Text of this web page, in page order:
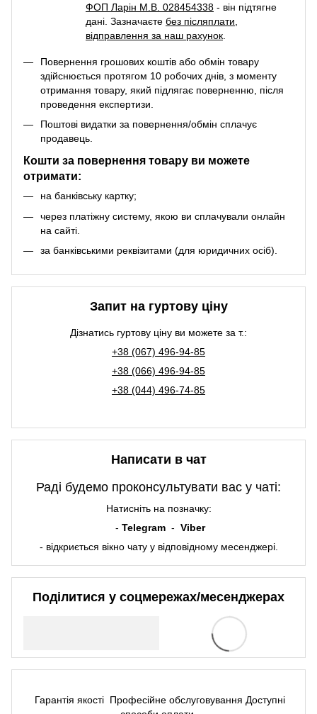
ФОП Ларін М.В. 028454338 - він підтягне
дані. Зазначаєте без післяплати,
відправлення за наш рахунок.
Повернення грошових коштів або обмін товару
здійснюється протягом 10 робочих днів, з моменту
отримання товару, який підлягає поверненню, після
проведення експертизи.
Поштові видатки за повернення/обмін сплачує
продавець.
Кошти за повернення товару ви можете
отримати:
на банківську картку;
через платіжну систему, якою ви сплачували онлайн
на сайті.
за банківськими реквізитами (для юридичних осіб).
Запит на гуртову ціну
Дізнатись гуртову ціну ви можете за т.:
+38 (067) 496-94-85
+38 (066) 496-94-85
+38 (044) 496-74-85
Написати в чат
Раді будемо проконсультувати вас у чаті:
Натисніть на позначку:
- Telegram - Viber
- відкриється вікно чату у відповідному месенджері.
Поділитися у соцмережах/месенджерах
Гарантія якості Професійне обслуговування Доступні